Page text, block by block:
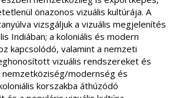
önazonos vizuális kultúrája. A
vizsgáljuk a vizuális megjelenítés
Indiában; a koloniális és modern
kapcsolódó, valamint a nemzeti
vizuális rendszereket és
modernség és
korszakba áthúzódó